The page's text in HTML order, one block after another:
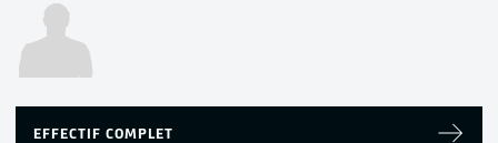
EFFECTIF COMPLET